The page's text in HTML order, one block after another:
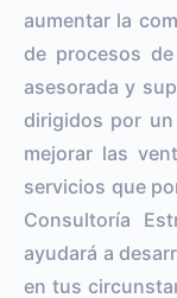
aumentar la
de procesos
asesorada y
dirigidos por
mejorar las
servicios que
Consultoría
ayudará a
en tus